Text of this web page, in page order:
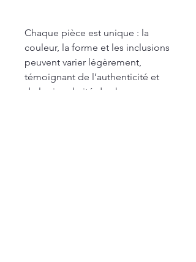
Chaque pièce est unique : la
couleur, la forme et les inclusions
peuvent varier légèrement,
témoignant de l’authenticité et
de la singularité de chaque